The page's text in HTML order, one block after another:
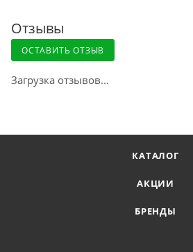
Доставка курьером
Отзывы
ОСТАВИТЬ ОТЗЫВ
Загрузка отзывов...
КАТАЛОГ
АКЦИИ
БРЕНДЫ